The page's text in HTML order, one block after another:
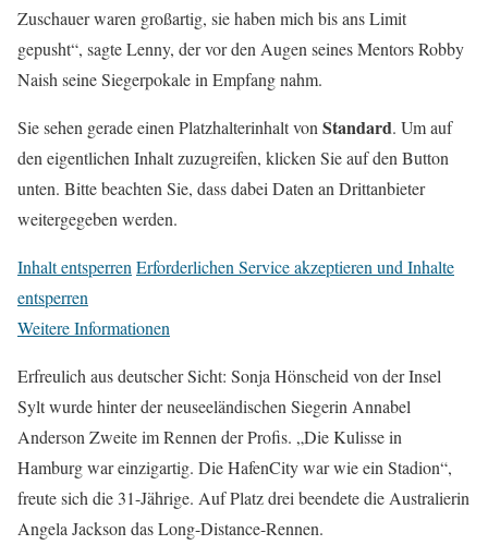
Zuschauer waren großartig, sie haben mich bis ans Limit
gepusht“, sagte Lenny, der vor den Augen seines Mentors Robby
Naish seine Siegerpokale in Empfang nahm.
Sie sehen gerade einen Platzhalterinhalt von Standard. Um auf
den eigentlichen Inhalt zuzugreifen, klicken Sie auf den Button
unten. Bitte beachten Sie, dass dabei Daten an Drittanbieter
weitergegeben werden.
Inhalt entsperren Erforderlichen Service akzeptieren und Inhalte
entsperren
Weitere Informationen
Erfreulich aus deutscher Sicht: Sonja Hönscheid von der Insel
Sylt wurde hinter der neuseeländischen Siegerin Annabel
Anderson Zweite im Rennen der Profis. „Die Kulisse in
Hamburg war einzigartig. Die HafenCity war wie ein Stadion“,
freute sich die 31-Jährige. Auf Platz drei beendete die Australierin
Angela Jackson das Long-Distance-Rennen.